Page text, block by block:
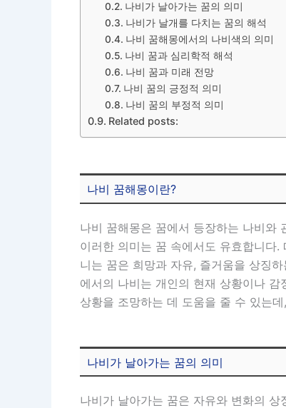
나비가 날아가는 꿈의 의미
나비가 날개를 다치는 꿈의 해석
나비 꿈해몽에서의 나비색의 의미
나비 꿈과 심리학적 해석
나비 꿈과 미래 전망
나비 꿈의 긍정적 의미
나비 꿈의 부정적 의미
Related posts:
나비 꿈해몽이란?
나비 꿈해몽은 꿈에서 등장하는 나비와
이러한 의미는 꿈 속에서도 유효합니다
니는 꿈은 희망과 자유, 즐거움을 상징
에서의 나비는 개인의 현재 상황이나
상황을 조망하는 데 도움을 줄 수 있는
나비가 날아가는 꿈의 의미
나비가 날아가는 꿈은 자유와 변화의